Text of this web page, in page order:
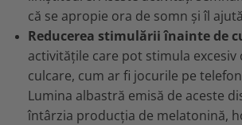
că se apropie ora de somn și îl
Reducerea stimulării înainte de
activitățile care pot stimula
culcare, cum ar fi jocurile pe
Lumina albastră emisă de aceste
întârzia producția de melatonină,